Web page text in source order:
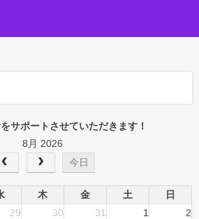
サポートさせていただきます！
8月 2026
今日
木 金 土
日
29 30 31 1 2